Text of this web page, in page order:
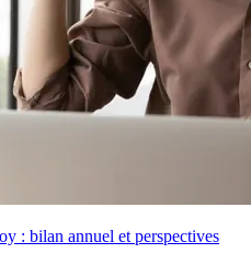
: bilan annuel et perspectives